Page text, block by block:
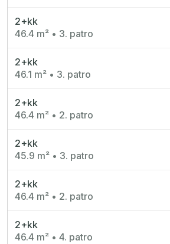
2+kk
46.4 m² • 3. patro
2+kk
46.1 m² • 3. patro
2+kk
46.4 m² • 2. patro
2+kk
45.9 m² • 3. patro
2+kk
46.4 m² • 2. patro
2+kk
46.4 m² • 4. patro